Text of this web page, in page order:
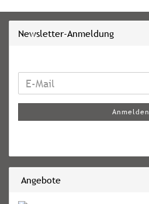
Newsletter-Anmeldung
WEITER
ZUR
ANMELDUNG
E-
Anmelden
Angebote